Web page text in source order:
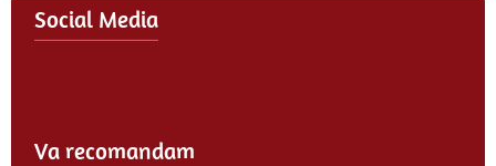
Social Media
Va recomandam